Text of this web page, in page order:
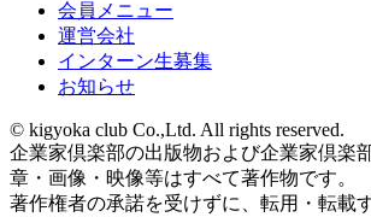
会員メニュー
運営会社
インターン生募集
お知らせ
© kigyoka club Co.,Ltd. All rights reserved.
企業家倶楽部の出版物および企業家倶楽
章・画像・映像等はすべて著作物です。
著作権者の承諾を受けずに、転用・転載